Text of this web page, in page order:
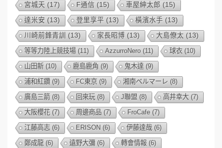
宮城天 (17) F通信 (15) 車屋紳太郎 (15)
達米安 (13) 登里享平 (13) 橫濱水手 (13)
川崎前鋒青訓 (13) 家長昭博 (13) 大島僚太 (13)
等等力陸上競技場 (11) AzzurroNero (11) 球衣 (10)
山田新 (10) 鹿島鹿角 (9) 鬼木達 (9)
浦和紅鑽 (9) FC東京 (9) 湘南ベルマーレ (8)
廣島三箭 (8) 回來玩 (8) J聯盟 (8) 高井幸大 (7)
大阪櫻花 (7) 周邊商品 (7) FroCafe (7)
江藤高志 (6) ERISON (6) 伊藤達哉 (6)
鄭成龍 (6) 遠野大彌 (6) 轉會情報 (6)